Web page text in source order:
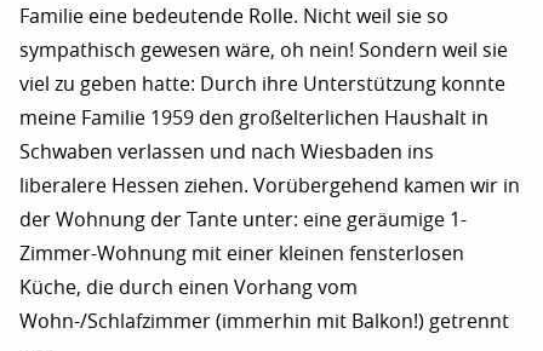
Familie eine bedeutende Rolle. Nicht weil sie so
sympathisch gewesen wäre, oh nein! Sondern weil sie
viel zu geben hatte: Durch ihre Unterstützung konnte
meine Familie 1959 den großelterlichen Haushalt in
Schwaben verlassen und nach Wiesbaden ins
liberalere Hessen ziehen. Vorübergehend kamen wir in
der Wohnung der Tante unter: eine geräumige 1-
Zimmer-Wohnung mit einer kleinen fensterlosen
Küche, die durch einen Vorhang vom
Wohn-/Schlafzimmer (immerhin mit Balkon!) getrennt